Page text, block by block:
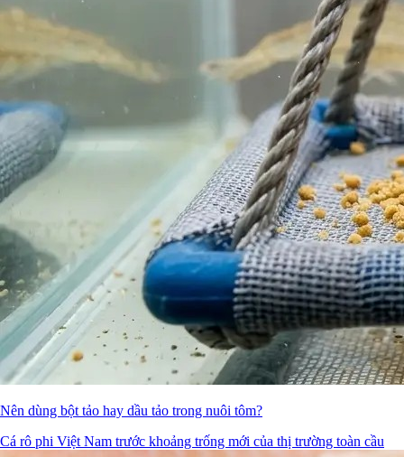
Nên dùng bột tảo hay dầu tảo trong nuôi tôm?
Cá rô phi Việt Nam trước khoảng trống mới của thị trường toàn cầu